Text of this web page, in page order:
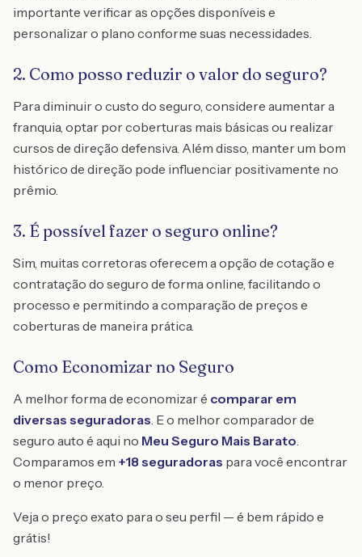
importante verificar as opções disponíveis e
personalizar o plano conforme suas necessidades.
2. Como posso reduzir o valor do seguro?
Para diminuir o custo do seguro, considere aumentar a
franquia, optar por coberturas mais básicas ou realizar
cursos de direção defensiva. Além disso, manter um bom
histórico de direção pode influenciar positivamente no
prêmio.
3. É possível fazer o seguro online?
Sim, muitas corretoras oferecem a opção de cotação e
contratação do seguro de forma online, facilitando o
processo e permitindo a comparação de preços e
coberturas de maneira prática.
Como Economizar no Seguro
A melhor forma de economizar é comparar em
diversas seguradoras. E o melhor comparador de
seguro auto é aqui no Meu Seguro Mais Barato.
Comparamos em +18 seguradoras para você encontrar
o menor preço.
Veja o preço exato para o seu perfil — é bem rápido e
grátis!